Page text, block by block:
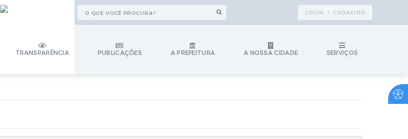
LOGIN / CADASTRO
TRANSPARÊNCIA PUBLICAÇÕES A PREFEITURA A NOSSA CIDADE SERVIÇOS